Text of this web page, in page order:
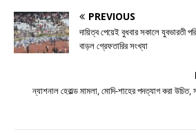
PREVIOUS
দায়িত্ব পেয়েই বুধবার সকালে যুবভারতী
বাড়ল গ্রেফতারির সংখ্যা
ন্যাশনাল হেরাল্ড মামলা, মোদি-শাহের পদত্যাগ করা